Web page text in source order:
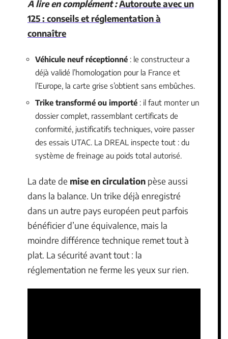
A lire en complément :Autoroute avec un
125 : conseils et réglementation à
connaître
Véhicule neuf réceptionné : le constructeur a
déjà validé l’homologation pour la France et
l’Europe, la carte grise s’obtient sans embûches.
Trike transformé ou importé : il faut monter un
dossier complet, rassemblant certificats de
conformité, justificatifs techniques, voire passer
des essais UTAC. La DREAL inspecte tout : du
système de freinage au poids total autorisé.
La date de mise en circulation pèse aussi
dans la balance. Un trike déjà enregistré
dans un autre pays européen peut parfois
bénéficier d’une équivalence, mais la
moindre différence technique remet tout à
plat. La sécurité avant tout : la
réglementation ne ferme les yeux sur rien.